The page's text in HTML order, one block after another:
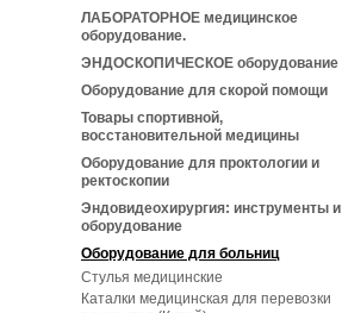
ЛАБОРАТОРНОЕ медицинское
оборудование.
ЭНДОСКОПИЧЕСКОЕ оборудование
Оборудование для скорой помощи
Товары спортивной,
восстановительной медицины
Оборудование для проктологии и
ректоскопии
Эндовидеохирургия: инструменты и
оборудование
Оборудование для больниц
Стулья медицинские
Каталки медицинская для перевозки